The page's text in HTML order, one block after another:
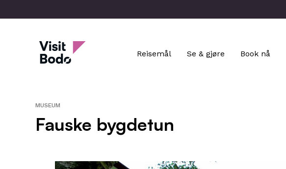
to
Visit Bodo
Reisemål Se & gjøre Book nå
MUSEUM
Fauske bygdetun